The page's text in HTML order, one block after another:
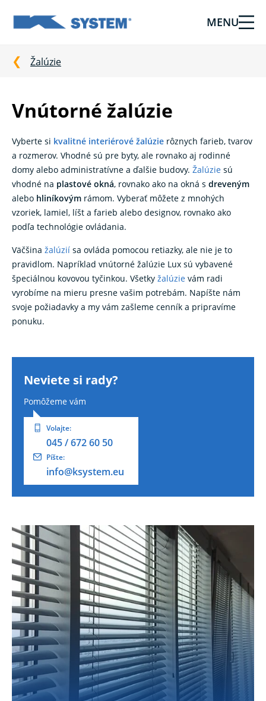
Tieniaca
pre
vašu
Ksystem
MENU
Žalúzie
Vnútorné žalúzie
Vyberte si kvalitné interiérové ​​žalúzie rôznych farieb, tvarov
a rozmerov. Vhodné sú pre byty, ale rovnako aj rodinné
domy alebo administratívne a ďalšie budovy. Žalúzie sú
vhodné na plastové okná, rovnako ako na okná s dreveným
alebo hliníkovým rámom. Vyberať môžete z mnohých
vzoriek, lamiel, líšt a farieb alebo designov, rovnako ako
podľa technológie ovládania.
Väčšina žalúzií sa ovláda pomocou retiazky, ale nie je to
pravidlom. Napríklad vnútorné žalúzie Lux sú vybavené
špeciálnou kovovou tyčinkou. Všetky žalúzie vám radi
vyrobíme na mieru presne vašim potrebám. Napíšte nám
svoje požiadavky a my vám zašleme cenník a pripravíme
ponuku.
Neviete si rady?
Pomôžeme vám
Volajte:
045 / 672 60 50
Píšte:
info@ksystem.eu